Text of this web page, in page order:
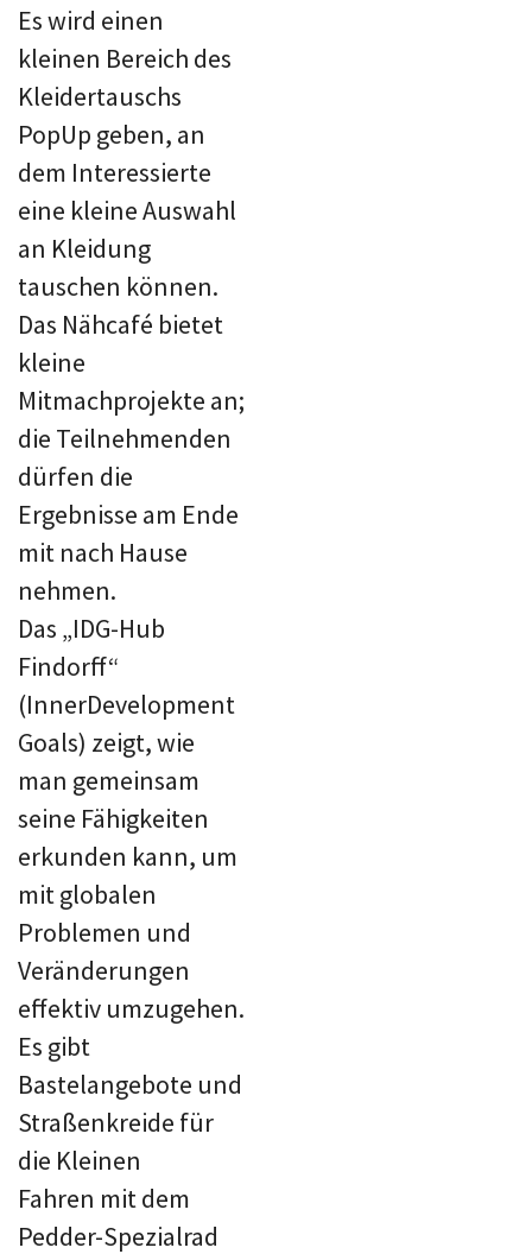
Es wird einen
kleinen Bereich des
Kleidertauschs
PopUp geben, an
dem Interessierte
eine kleine Auswahl
an Kleidung
tauschen können.
Das Nähcafé bietet
kleine
Mitmachprojekte an;
die Teilnehmenden
dürfen die
Ergebnisse am Ende
mit nach Hause
nehmen.
Das „IDG-Hub
Findorff“
(InnerDevelopment
Goals) zeigt, wie
man gemeinsam
seine Fähigkeiten
erkunden kann, um
mit globalen
Problemen und
Veränderungen
effektiv umzugehen.
Es gibt
Bastelangebote und
Straßenkreide für
die Kleinen
Fahren mit dem
Pedder-Spezialrad